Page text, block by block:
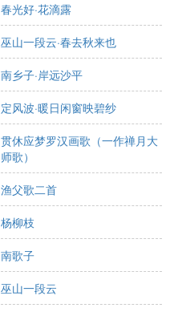
春光好·花滴露
巫山一段云·春去秋来也
南乡子·岸远沙平
定风波·暖日闲窗映碧纱
贯休应梦罗汉画歌（一作禅月大
师歌）
渔父歌二首
杨柳枝
南歌子
巫山一段云